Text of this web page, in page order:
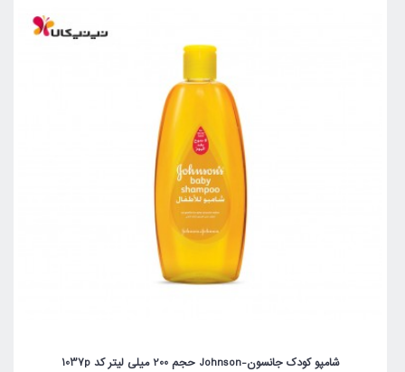
شامپو کودک جانسون-Johnson حجم 200 میلی لیتر کد 1037p